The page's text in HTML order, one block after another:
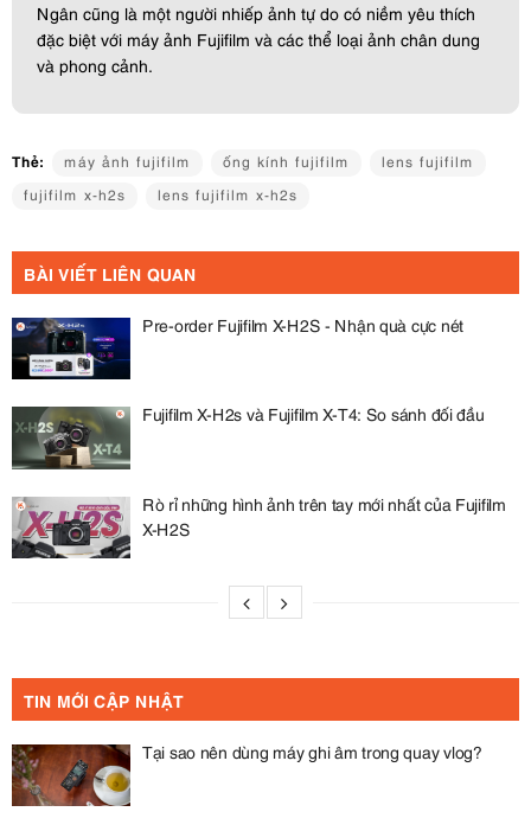
Ngân cũng là một người nhiếp ảnh tự do có niềm yêu thích
đặc biệt với máy ảnh Fujifilm và các thể loại ảnh chân dung
và phong cảnh.
Thẻ: máy ảnh fujifilm ống kính fujifilm
lens fujifilm
fujifilm x-h2s
lens fujifilm x-h2s
BÀI VIẾT LIÊN QUAN
Pre-order Fujifilm X-H2S - Nhận quà cực nét
Fujifilm X-H2s và Fujifilm X-T4: So sánh đối đầu
Rò rỉ những hình ảnh trên tay mới nhất của Fujifilm
X-H2S
TIN MỚI CẬP NHẬT
Tại sao nên dùng máy ghi âm trong quay vlog?